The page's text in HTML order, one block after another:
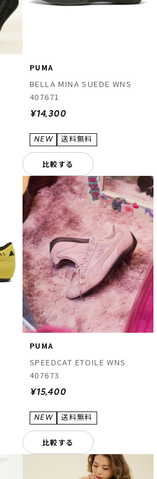
PUMA
BELLA MINA SUEDE WNS
407671
¥14,300
比較する
PUMA
SPEEDCAT ETOILE WNS
407673
¥15,400
比較する